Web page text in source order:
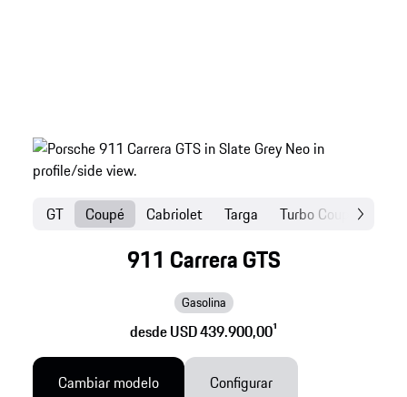
911 Carrera GTS
Gasolina
desde USD 439.900,001
GT Coupé Cabriolet Targa Turbo Coupé
Cambiar modelo Configurar